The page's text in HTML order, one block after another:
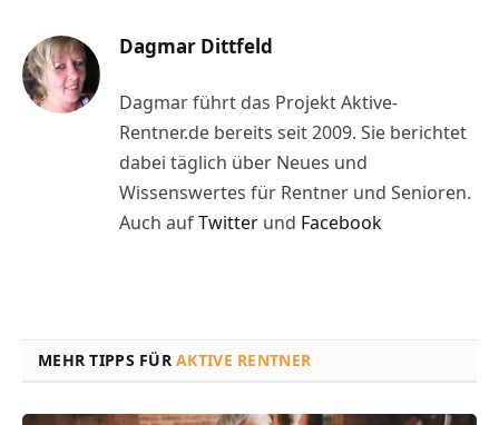
Dagmar Dittfeld
Dagmar führt das Projekt Aktive-
Rentner.de bereits seit 2009. Sie berichtet
dabei täglich über Neues und
Wissenswertes für Rentner und Senioren.
Auch aufTwitter und Facebook
MEHR TIPPS FÜRAKTIVE RENTNER